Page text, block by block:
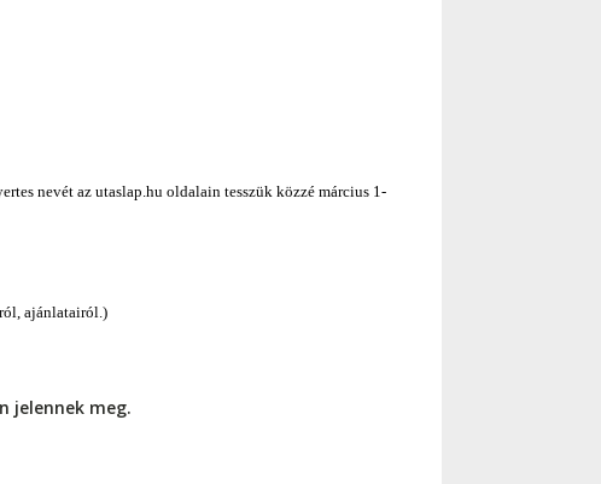
nevét az utaslap.hu oldalain tesszük közzé március 1-
ajánlatairól.)
jelennek meg.